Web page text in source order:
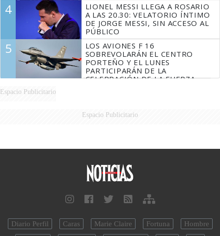
4
LIONEL MESSI LLEGA A ROSARIO
A LAS 20.30: VELATORIO ÍNTIMO
DE JORGE MESSI, SIN ACCESO AL
PÚBLICO
5
LOS AVIONES F 16
SOBREVOLARÁN EL CENTRO
PORTEÑO Y EL LUNES
PARTICIPARÁN DE LA
CELEBRACIÓN DE LA FUERZA
Espacio Publicitario
Espacio Publicitario
Diario Perfil Caras Marie Claire Fortuna
Hombre